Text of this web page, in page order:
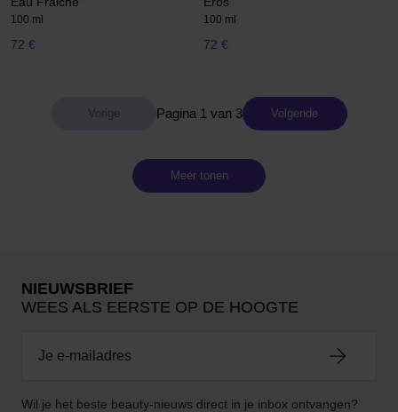
100 ml
72 €
100 ml
72 €
Pagina 1 van 3 Volgende
Meer tonen
NIEUWSBRIEF
WEES ALS EERSTE OP DE HOOGTE
Wil je het beste beauty-nieuws direct in je inbox ontvangen?